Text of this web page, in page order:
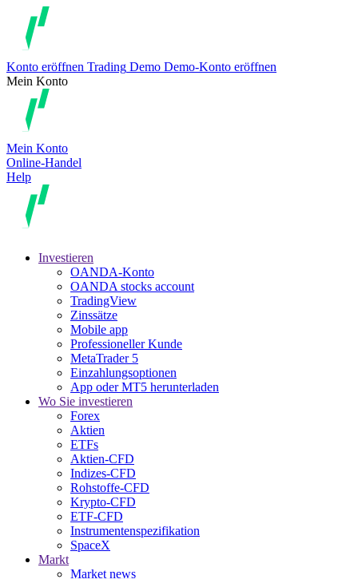
Konto eröffnen Trading Demo Demo-Konto eröffnen
Mein Konto
Mein Konto
Online-Handel
Help
Investieren
OANDA-Konto
OANDA stocks account
TradingView
Zinssätze
Mobile app
Professioneller Kunde
MetaTrader 5
Einzahlungsoptionen
App oder MT5 herunterladen
Wo Sie investieren
Forex
Aktien
ETFs
Aktien-CFD
Indizes-CFD
Rohstoffe-CFD
Krypto-CFD
ETF-CFD
Instrumentenspezifikation
SpaceX
Markt
Market news